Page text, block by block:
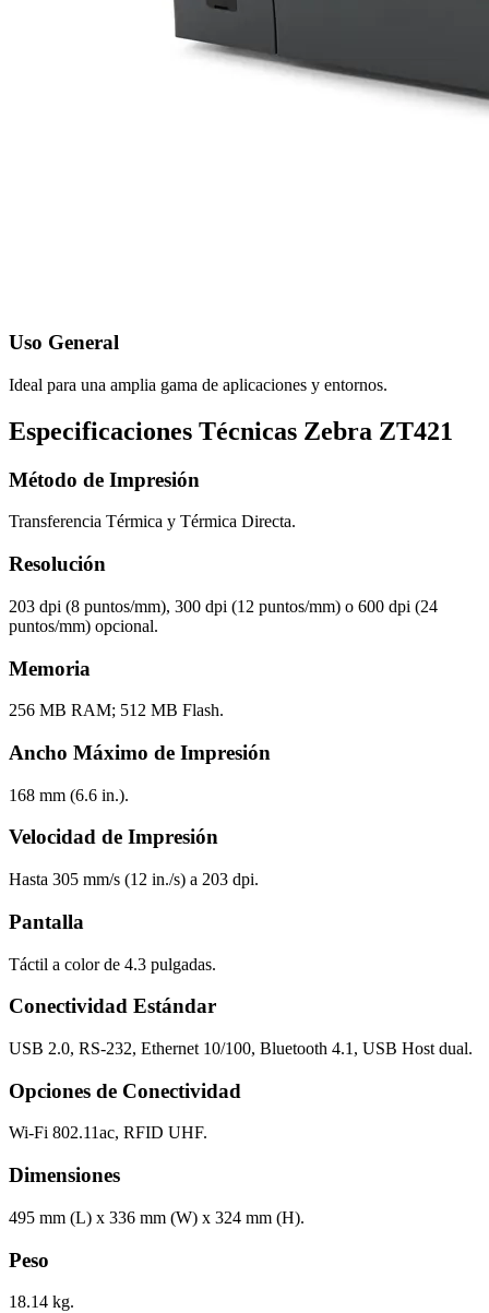
Uso General
Ideal para una amplia gama de aplicaciones y entornos.
Especificaciones Técnicas Zebra ZT421
Método de Impresión
Transferencia Térmica y Térmica Directa.
Resolución
203 dpi (8 puntos/mm), 300 dpi (12 puntos/mm) o 600 dpi (24
puntos/mm) opcional.
Memoria
256 MB RAM; 512 MB Flash.
Ancho Máximo de Impresión
168 mm (6.6 in.).
Velocidad de Impresión
Hasta 305 mm/s (12 in./s) a 203 dpi.
Pantalla
Táctil a color de 4.3 pulgadas.
Conectividad Estándar
USB 2.0, RS-232, Ethernet 10/100, Bluetooth 4.1, USB Host dual.
Opciones de Conectividad
Wi-Fi 802.11ac, RFID UHF.
Dimensiones
495 mm (L) x 336 mm (W) x 324 mm (H).
Peso
18.14 kg.